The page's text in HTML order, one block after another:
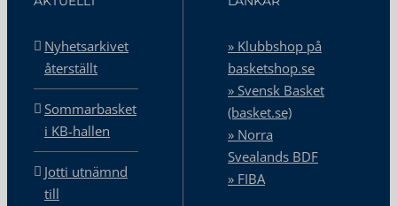
Nyhetsarkivet
återställt
Sommarbasket
i KB-hallen
Jotti utnämnd
till
» Klubbshop på
basketshop.se
» Svensk Basket
(basket.se)
» Norra
Svealands BDF
» FIBA